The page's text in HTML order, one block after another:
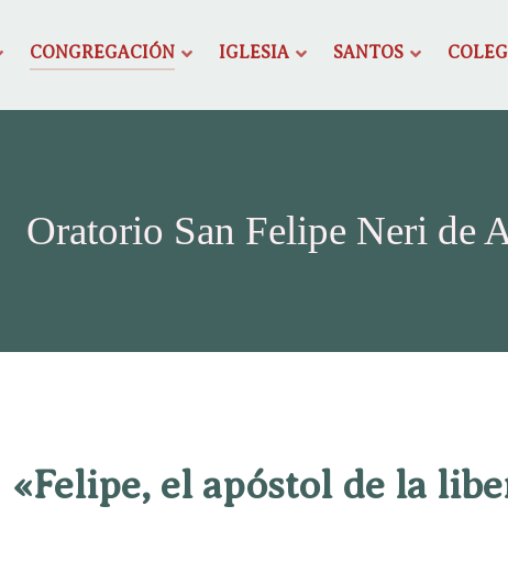
CONGREGACIÓN IGLESIA SANTOS
Oratorio San Felipe Neri de
«Felipe, el apóstol de la